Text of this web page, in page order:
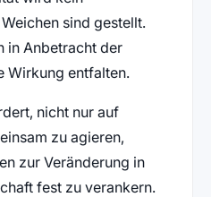
sind gestellt.
in Anbetracht der
Wirkung entfalten.
nicht nur auf
zu agieren,
zur Veränderung in
fest zu verankern.